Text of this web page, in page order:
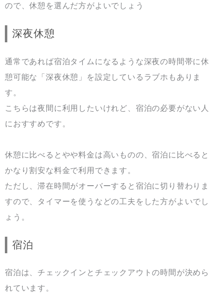
ので、休憩を選んだ方がよいでしょう
深夜休憩
通常であれば宿泊タイムになるような深夜の時間帯に休
憩可能な「深夜休憩」を設定しているラブホもありま
す。
こちらは夜間に利用したいけれど、宿泊の必要がない人
におすすめです。
休憩に比べるとやや料金は高いものの、宿泊に比べると
かなり割安な料金で利用できます。
ただし、滞在時間がオーバーすると宿泊に切り替わりま
すので、タイマーを使うなどの工夫をした方がよいでし
ょう。
宿泊
宿泊は、チェックインとチェックアウトの時間が決めら
れています。